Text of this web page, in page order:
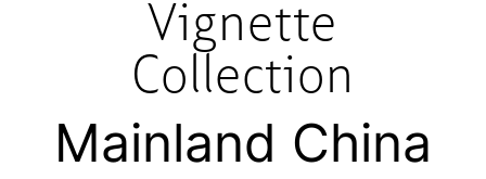
Vignette
Collection
Mainland China